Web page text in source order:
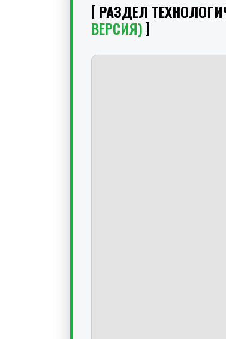
РАЗДЕЛ
ВЕРСИЯ)